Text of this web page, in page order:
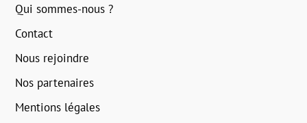
Qui sommes-nous ?
Contact
Nous rejoindre
Nos partenaires
Mentions légales